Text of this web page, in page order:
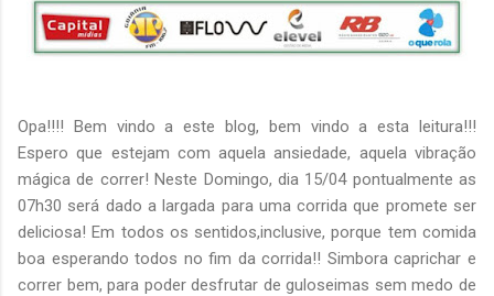
Opa!!!! Bem vindo a este blog, bem vindo a esta leitura!!!
Espero que estejam com aquela ansiedade, aquela vibração
mágica de correr! Neste Domingo, dia 15/04 pontualmente as
07h30 será dado a largada para uma corrida que promete ser
deliciosa! Em todos os sentidos,inclusive, porque tem comida
boa esperando todos no fim da corrida!! Simbora caprichar e
correr bem, para poder desfrutar de guloseimas sem medo de